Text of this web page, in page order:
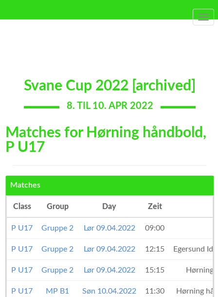
Svane Cup 2022 [archived]
8. TIL 10. APR 2022
Matches for Hørning håndbold,
P U17
Matches
Class Group Day Zeit
P U17 Gruppe 2 Lør 09.04.2022 09:00
P U17 Gruppe 2 Lør 09.04.2022 12:15 Egersund
P U17 Gruppe 2 Lør 09.04.2022 15:15 Hørning
P U17 MP B1 Søn 10.04.2022 11:30 Hørning